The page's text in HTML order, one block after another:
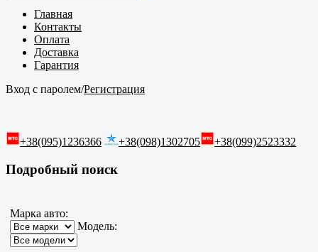
Главная
Контакты
Оплата
Доставка
Гарантия
Вход с паролем/Регистрация
+38(095)1236366 +38(098)1302705 +38(099)2523332
Подробный поиск
Марка авто:
Модель: